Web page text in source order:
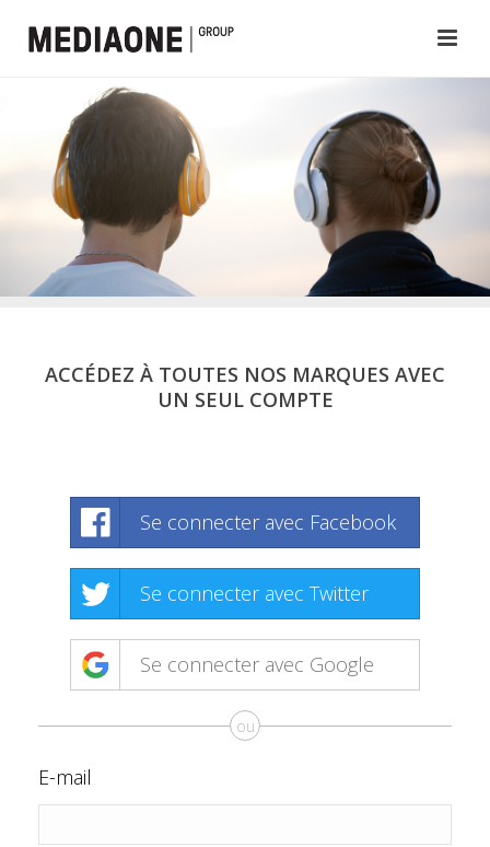
ACCÉDEZ À TOUTES NOS MARQUES AVEC
UN SEUL COMPTE
Se connecter avec Facebook
Se connecter avec Twitter
Se connecter avec Google
ou
E-mail